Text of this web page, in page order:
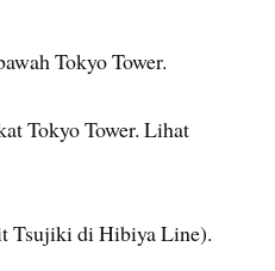
Tokyo Tower.
Tokyo Tower. Lihat
Tsujiki di Hibiya Line).